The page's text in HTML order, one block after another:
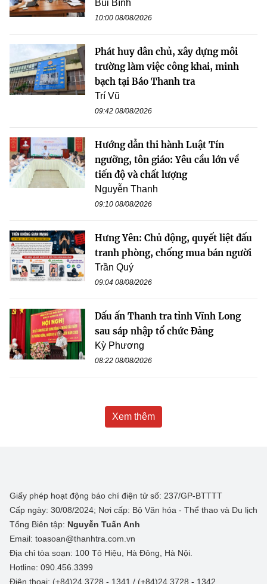
Bùi Bình
10:00 08/08/2026
Phát huy dân chủ, xây dựng môi
trường làm việc công khai, minh
bạch tại Báo Thanh tra
Trí Vũ
09:42 08/08/2026
Hướng dẫn thi hành Luật Tín
ngưỡng, tôn giáo: Yêu cầu lớn về
tiến độ và chất lượng
Nguyễn Thanh
09:10 08/08/2026
Hưng Yên: Chủ động, quyết liệt đấu
tranh phòng, chống mua bán người
Trần Quý
09:04 08/08/2026
Dấu ấn Thanh tra tỉnh Vĩnh Long
sau sáp nhập tổ chức Đảng
Kỳ Phương
08:22 08/08/2026
Xem thêm
Giấy phép hoạt động báo chí điện tử số: 237/GP-BTTTT
Cấp ngày: 30/08/2024; Nơi cấp: Bộ Văn hóa - Thể thao và Du lịch
Tổng Biên tập: Nguyễn Tuấn Anh
Email: toasoan@thanhtra.com.vn
Địa chỉ tòa soạn: 100 Tô Hiệu, Hà Đông, Hà Nội.
Hotline: 090.456.3399
Điện thoại: (+84)24 3728 - 1341 / (+84)24 3728 - 1342